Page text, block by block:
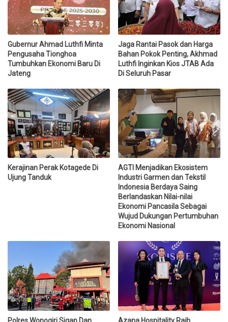
Gubernur Ahmad Luthfi Minta
Pengusaha Tionghoa
Tumbuhkan Ekonomi Baru Di
Jateng
Jaga Rantai Pasok dan Harga
Bahan Pokok Penting, Akhmad
Luthfi Inginkan Kios JTAB Ada
Di Seluruh Pasar
Kerajinan Perak Kotagede Di
Ujung Tanduk
AGTI Menjadikan Ekosistem
Industri Garmen dan Tekstil
Indonesia Berdaya Saing
Berlandaskan Nilai-nilai
Ekonomi Pancasila Sebagai
Wujud Dukungan Pertumbuhan
Ekonomi Nasional
Polres Wonogiri Sigap Dan
Azana Hospitality Raih